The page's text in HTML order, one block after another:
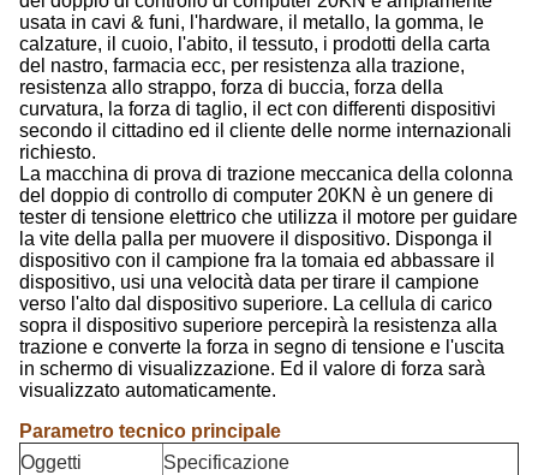
usata in cavi & funi, l'hardware, il metallo, la gomma, le
calzature, il cuoio, l'abito, il tessuto, i prodotti della carta
del nastro, farmacia ecc, per resistenza alla trazione,
resistenza allo strappo, forza di buccia, forza della
curvatura, la forza di taglio, il ect con differenti dispositivi
secondo il cittadino ed il cliente delle norme internazionali
richiesto.
La macchina di prova di trazione meccanica della colonna
del doppio di controllo di computer 20KN è un genere di
tester di tensione elettrico che utilizza il motore per guidare
la vite della palla per muovere il dispositivo. Disponga il
dispositivo con il campione fra la tomaia ed abbassare il
dispositivo, usi una velocità data per tirare il campione
verso l'alto dal dispositivo superiore. La cellula di carico
sopra il dispositivo superiore percepirà la resistenza alla
trazione e converte la forza in segno di tensione e l'uscita
in schermo di visualizzazione. Ed il valore di forza sarà
visualizzato automaticamente.
Parametro tecnico principale
Oggetti
Specificazione